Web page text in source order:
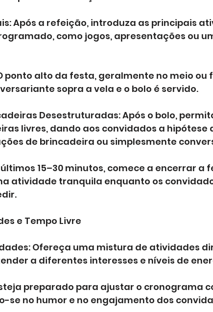
Após a refeição, introduza as principais
como jogos, apresentações ou
ponto alto da festa, geralmente no meio ou
sopra a vela e o bolo é servido.
Desestruturadas: Após o bolo,
livres, dando aos convidados a hipótese
de brincadeira ou simplesmente
últimos 15–30 minutos, comece a encerrar a
atividade tranquila enquanto os
e Tempo Livre
Ofereça uma mistura de atividades
a diferentes interesses e níveis de
preparado para ajustar o cronograma
se no humor e no engajamento dos